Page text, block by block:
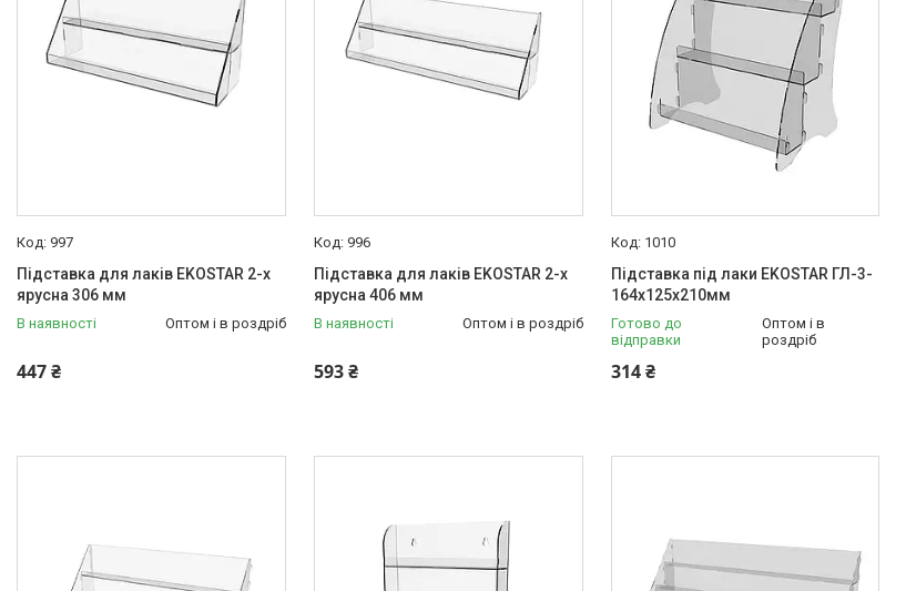
997
Підставка для лаків EKOSTAR 2-х
ярусна 306 мм
В наявності Оптом і в роздріб
447 ₴
996
Підставка для лаків EKOSTAR 2-х
ярусна 406 мм
В наявності Оптом і в роздріб
593 ₴
1010
Підставка під лаки EKOSTAR ГЛ-3-
164х125х210мм
Готово до
відправки
Оптом і в
роздріб
314 ₴